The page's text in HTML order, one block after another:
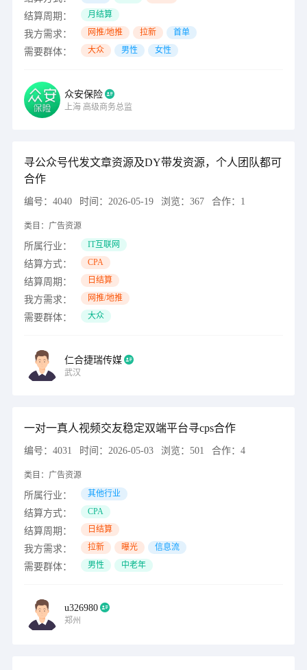
结算周期： 月结算
我方需求： 网推/地推 拉新 首单
需要群体： 大众 男性 女性
众安保险
上海 高级商务总监
寻公众号代发文章资源及DY带发资源，个人团队都可
合作
编号： 4040 时间： 2026-05-19 浏览： 367 合作： 1
类目： 广告资源
所属行业： IT互联网
结算方式： CPA
结算周期： 日结算
我方需求： 网推/地推
需要群体： 大众
仁合捷瑞传媒
武汉
一对一真人视频交友稳定双端平台寻cps合作
编号： 4031 时间： 2026-05-03 浏览： 501 合作： 4
类目： 广告资源
所属行业： 其他行业
结算方式： CPA
结算周期： 日结算
我方需求： 拉新 曝光 信息流
需要群体： 男性 中老年
u326980
郑州